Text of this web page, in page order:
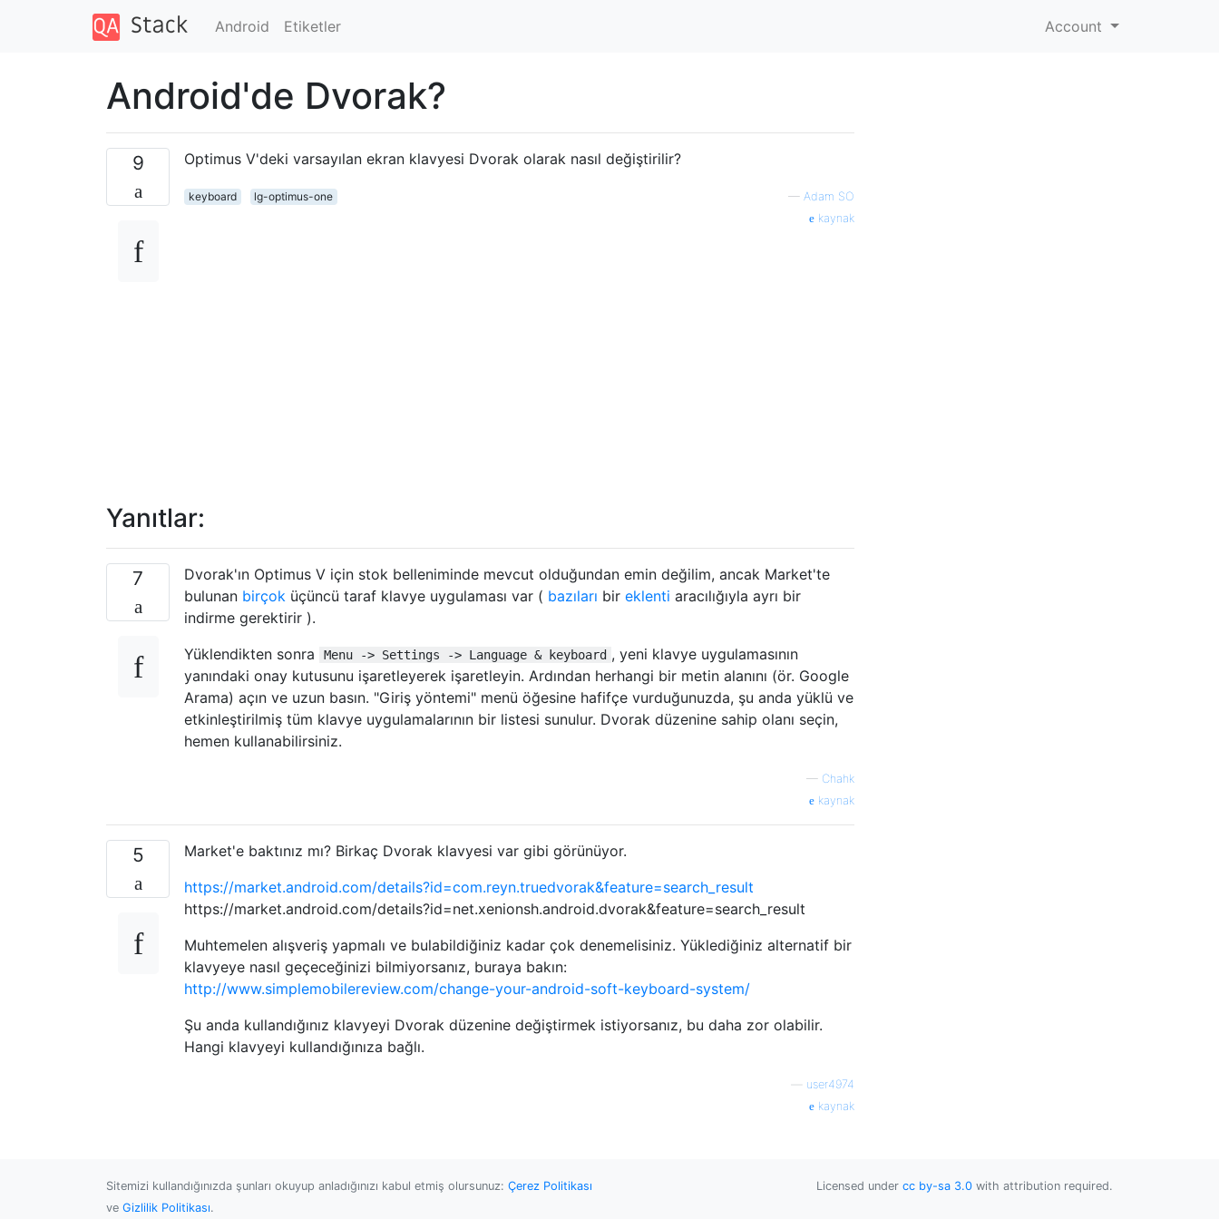
Android Etiketler Account
Android'de Dvorak?
9 Optimus V'deki varsayılan ekran klavyesi Dvorak olarak nasıl değiştirilir?
keyboard lg-optimus-one — Adam SO
kaynak
Yanıtlar:
7
Dvorak'ın Optimus V için stok belleniminde mevcut olduğundan emin değilim, ancak Market'te
bulunan birçok üçüncü taraf klavye uygulaması var ( bazıları bir eklenti aracılığıyla ayrı bir
indirme gerektirir ).
Yüklendikten sonra
Menu -> Settings -> Language & keyboard , yeni klavye uygulamasının
yanındaki onay kutusunu işaretleyerek işaretleyin. Ardından herhangi bir metin alanını (ör. Google
Arama) açın ve uzun basın. "Giriş yöntemi" menü öğesine hafifçe vurduğunuzda, şu anda yüklü ve
etkinleştirilmiş tüm klavye uygulamalarının bir listesi sunulur. Dvorak düzenine sahip olanı seçin,
hemen kullanabilirsiniz.
— Chahk
kaynak
5
Market'e baktınız mı? Birkaç Dvorak klavyesi var gibi görünüyor.
https://market.android.com/details?id=com.reyn.truedvorak&feature=search_result
https://market.android.com/details?id=net.xenionsh.android.dvorak&feature=search_result
Muhtemelen alışveriş yapmalı ve bulabildiğiniz kadar çok denemelisiniz. Yüklediğiniz alternatif bir
klavyeye nasıl geçeceğinizi bilmiyorsanız, buraya bakın:
http://www.simplemobilereview.com/change-your-android-soft-keyboard-system/
Şu anda kullandığınız klavyeyi Dvorak düzenine değiştirmek istiyorsanız, bu daha zor olabilir.
Hangi klavyeyi kullandığınıza bağlı.
user4974
kaynak
Sitemizi kullandığınızda şunları okuyup anladığınızı kabul etmiş olursunuz: Çerez Politikası
ve Gizlilik Politikası.
Licensed under cc by-sa 3.0 with attribution required.